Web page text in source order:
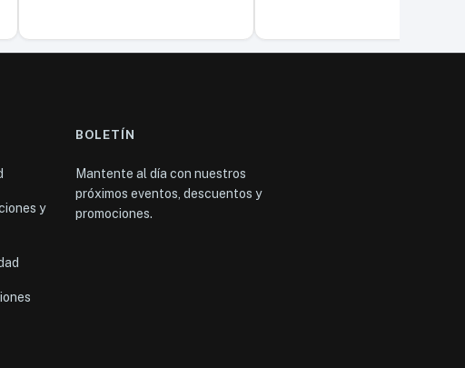
y
BOLETÍN
Mantente al día con nuestros
próximos eventos, descuentos y
promociones.